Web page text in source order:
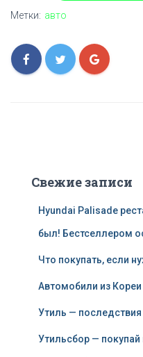
Метки: авто
Свежие записи
Hyundai Palisade
был! Бестселлером
Что покупать, если
Автомобили из
Утиль — последствия
Утильсбор —